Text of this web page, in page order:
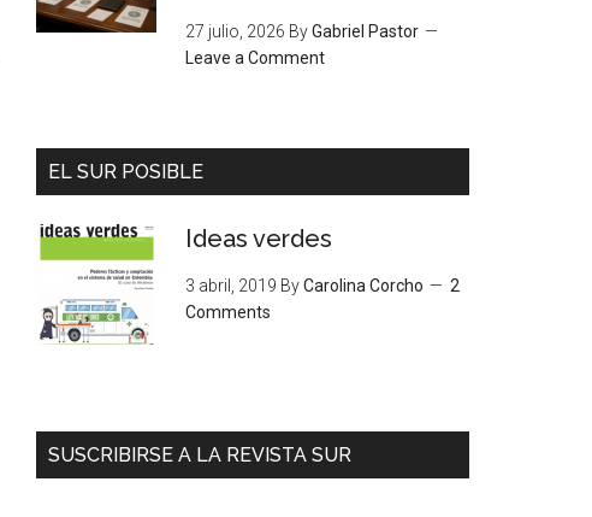
27 julio, 2026 ByGabriel Pastor
Leave a Comment
EL SUR POSIBLE
Ideas verdes
3 abril, 2019 ByCarolina Corcho
2
Comments
SUSCRIBIRSE A LA REVISTA SUR